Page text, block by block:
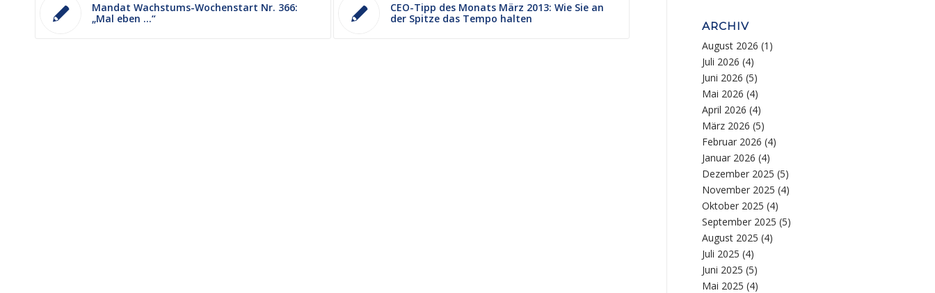
Mandat Wachstums-Wochenstart Nr. 366:
„Mal eben …“
CEO-Tipp des Monats März 2013: Wie Sie an
der Spitze das Tempo halten
ARCHIV
August 2026 (1)
Juli 2026 (4)
Juni 2026 (5)
Mai 2026 (4)
April 2026 (4)
März 2026 (5)
Februar 2026 (4)
Januar 2026 (4)
Dezember 2025 (5)
November 2025 (4)
Oktober 2025 (4)
September 2025 (5)
August 2025 (4)
Juli 2025 (4)
Juni 2025 (5)
Mai 2025 (4)